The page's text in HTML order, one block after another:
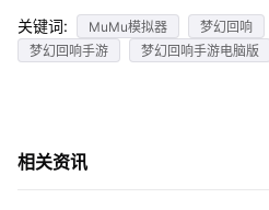
关键词: MuMu模拟器 梦幻回响
梦幻回响手游
梦幻回响手游电脑版
相关资讯